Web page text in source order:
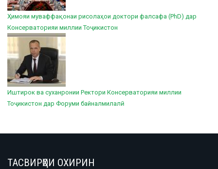
Ҳимояи муваффақонаи рисолаҳои доктори фалсафа (PhD) дар
Консерваторияи миллии Тоҷикистон
Иштирок ва суханронии Ректори Консерваторияи миллии
Тоҷикистон дар Форуми байналмилалӣ
ТАСВИРҲОИ ОХИРИН